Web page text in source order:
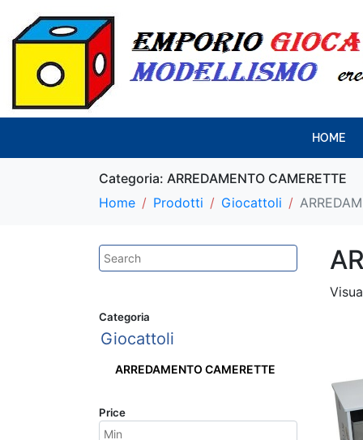
HOME
Categoria: ARREDAMENTO CAMERETTE
Home
Prodotti Giocattoli
Categoria
Giocattoli
ARREDAMENTO CAMERETTE
Price